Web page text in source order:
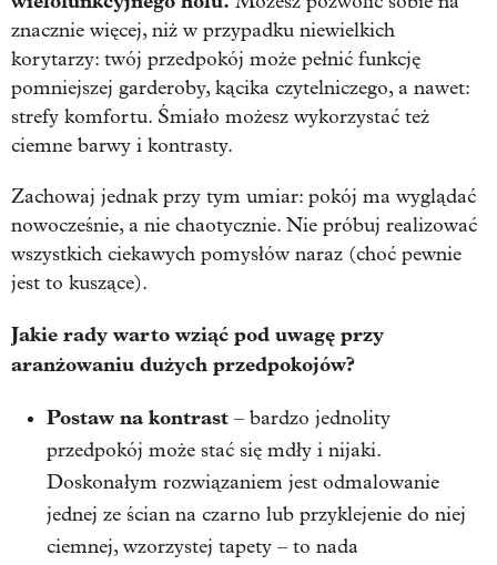
znacznie więcej, niż w przypadku niewielkich
korytarzy: twój przedpokój może pełnić funkcję
pomniejszej garderoby, kącika czytelniczego, a nawet:
strefy komfortu. Śmiało możesz wykorzystać też
ciemne barwy i kontrasty.
Zachowaj jednak przy tym umiar: pokój ma wyglądać
nowocześnie, a nie chaotycznie. Nie próbuj realizować
wszystkich ciekawych pomysłów naraz (choć pewnie
jest to kuszące).
Jakie rady warto wziąć pod uwagę przy
aranżowaniu dużych przedpokojów?
Postaw na kontrast – bardzo jednolity
przedpokój może stać się mdły i nijaki.
Doskonałym rozwiązaniem jest odmalowanie
jednej ze ścian na czarno lub przyklejenie do niej
ciemnej, wzorzystej tapety – to nada